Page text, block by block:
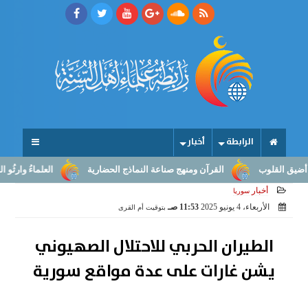
الرابطة أخبار
العلماءُ وارثُو القرآن ومنهج صناعة النماذج الحضارية
أخبار سوريا
الأربعاء، 4 يونيو 2025 11:53 صـ بتوقيت أم القرى
الطيران الحربي للاحتلال الصهيوني
يشن غارات على عدة مواقع سورية